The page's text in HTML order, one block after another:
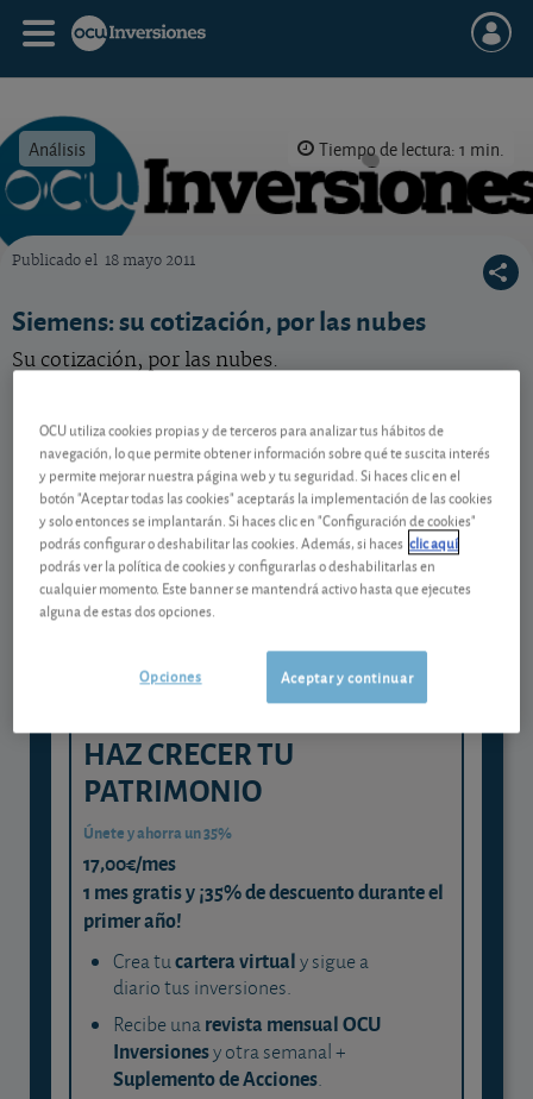
Análisis Tiempo de lectura: 1 min.
Publicado el 18 mayo 2011
Siemens: su cotización, por las nubes
Su cotización, por las nubes.
Contenido reservado a SOCIOS
Gestiona tu dinero con visión
experta
y consigue que cada euro trabaje
para ti
HAZ CRECER TU
PATRIMONIO
Únete y ahorra un 35%
17,00€/mes
1 mes gratis y ¡35% de descuento durante el
primer año!
Crea tucartera virtualy sigue a
diario tus inversiones.
Recibe unarevista mensual OCU
Inversionesy otra semanal +
Suplemento de Acciones.
OCU utiliza cookies propias y de terceros para analizar tus hábitos de
navegación, lo que permite obtener información sobre qué te suscita interés
y permite mejorar nuestra página web y tu seguridad. Si haces clic en el
botón "Aceptar todas las cookies" aceptarás la implementación de las cookies
y solo entonces se implantarán. Si haces clic en "Configuración de cookies"
podrás configurar o deshabilitar las cookies. Además, si haces clic aquí
podrás ver la política de cookies y configurarlas o deshabilitarlas en
cualquier momento. Este banner se mantendrá activo hasta que ejecutes
alguna de estas dos opciones.
Aceptar y continuar
Opciones